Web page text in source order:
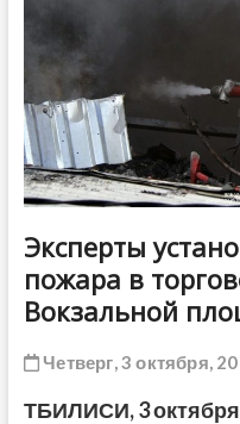
Эксперты
пожара в
Вокзальной
Четверг, 3 октября,
ТБИЛИСИ,3 октября